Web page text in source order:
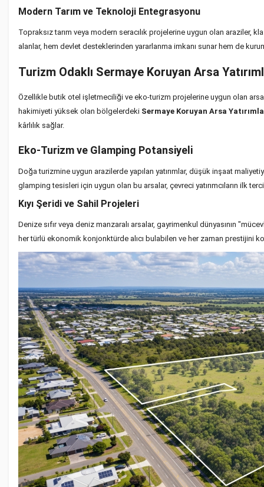
Modern Tarım ve Teknoloji Entegrasyonu
Topraksız tarım veya modern seracılık projelerine uygun olan araziler,
alanlar, hem devlet desteklerinden yararlanma imkanı sunar hem de
Turizm Odaklı Sermaye Koruyan Arsa
Özellikle butik otel işletmeciliği ve eko-turizm projelerine uygun olan
hakimiyeti yüksek olan bölgelerdeki Sermaye Koruyan Arsa
kârlılık sağlar.
Eko-Turizm ve Glamping Potansiyeli
Doğa turizmine uygun arazilerde yapılan yatırımlar, düşük inşaat
glamping tesisleri için uygun olan bu arsalar, çevreci yatırımcıların ilk
Kıyı Şeridi ve Sahil Projeleri
Denize sıfır veya deniz manzaralı arsalar, gayrimenkul dünyasının
her türlü ekonomik konjonktürde alıcı bulabilen ve her zaman prestijini